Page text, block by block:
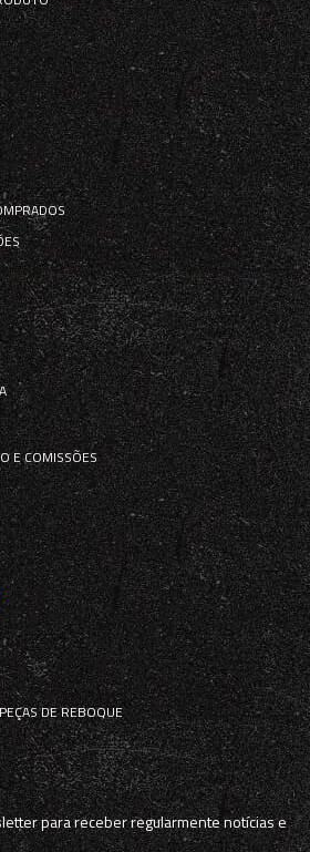
E COMISSÕES
DE REBOQUE
para receber regularmente notícias e